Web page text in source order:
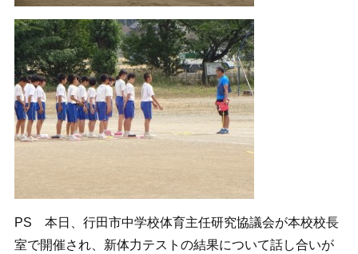
PS 本日、行田市中学校体育主任研究協議会が本校校長
室で開催され、新体力テストの結果について話し合いが